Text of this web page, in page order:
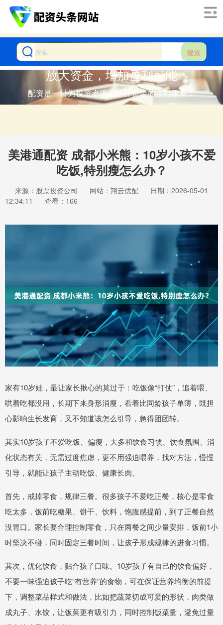
搜索
放大资金，增加盈利可能
配资是一种为投资者提供杠杆资金的金融服务！
美港通配资 成都小米熊：10岁小孩不爱
吃饭,特别瘦怎么办？
来源：股票投资公司 网站：翔云优配
日期：2026-05-01
12:34:11
查看：166
家有10岁娃，最让家长揪心的莫过于：吃饭像“打仗”，追着喂、
哄着吃都没用，长期下来身形消瘦，看着比同龄孩子单薄，既担
心影响生长发育，又不知道该怎么引导，急得团团转。
其实10岁孩子不爱吃饭、偏瘦，大多和饮食习惯、饮食氛围、消
化状态有关，无需过度焦虑，更不用强迫喂养，找对方法，慢慢
引导，就能让孩子主动吃饭、健康长肉。
首先，戒掉零食，规律三餐。很多孩子不爱吃正餐，核心是零食
吃太多，饭前吃糖果、饼干、饮料，饱腹感提前，到了正餐自然
没胃口。家长要合理控制零食，只在两餐之间少量安排，饭前1小
时坚决不碰，同时固定三餐时间，让孩子形成规律的进食习惯。
其次，优化饮食，贴合孩子口味。10岁孩子有自己的饮食偏好，
不要一味强迫孩子吃“有营养”的食物，可在保证营养均衡的前提
下，调整菜品样式和做法，比如把蔬菜切成可爱的形状，肉类做
成丸子、水饺，让饭菜更有吸引力，同时控制饭菜量，避免过量